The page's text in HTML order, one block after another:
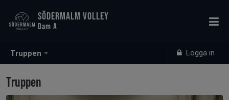
Truppen Logga in
SÖDERMALM VOLLEY
Dam A
Truppen